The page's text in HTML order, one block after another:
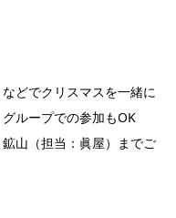
どでクリスマスを一緒に
ループでの参加もOK
山（担当：眞屋）までご